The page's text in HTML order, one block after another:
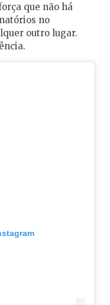
que não há
no
outro lugar.